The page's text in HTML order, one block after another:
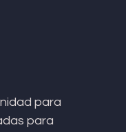
para
para